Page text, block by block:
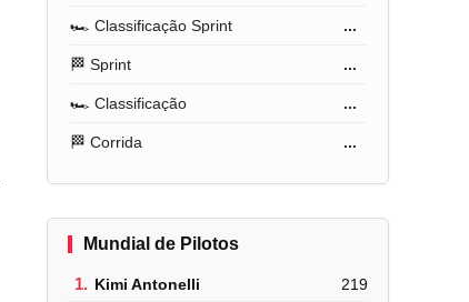
🏎️ Classificação Sprint ...
🏁 Sprint ...
🏎️ Classificação ...
🏁 Corrida ...
Mundial de Pilotos
1. Kimi Antonelli 219